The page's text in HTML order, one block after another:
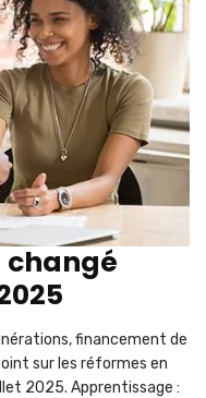
changé
financement de
sur les réformes en
2025. Apprentissage :